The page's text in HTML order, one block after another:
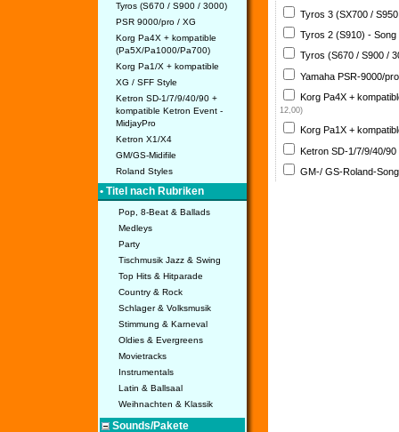
Tyros (S670 / S900 / 3000)
PSR 9000/pro / XG
Korg Pa4X + kompatible
(Pa5X/Pa1000/Pa700)
Korg Pa1/X + kompatible
XG / SFF Style
Ketron SD-1/7/9/40/90 +
kompatible Ketron Event -
MidjayPro
Ketron X1/X4
GM/GS-Midifile
Roland Styles
• Titel nach Rubriken
Pop, 8-Beat & Ballads
Medleys
Party
Tischmusik Jazz & Swing
Top Hits & Hitparade
Country & Rock
Schlager & Volksmusik
Stimmung & Karneval
Oldies & Evergreens
Movietracks
Instrumentals
Latin & Ballsaal
Weihnachten & Klassik
Sounds/Pakete
Tyros 3 (SX700 /
Tyros 2 (S910) - Song
Tyros (S670 / S900 /
Yamaha PSR-9000/
Korg Pa4X +
12,00)
Korg Pa1X +
Ketron SD-1/7/9/40/
GM-/ GS-Roland-